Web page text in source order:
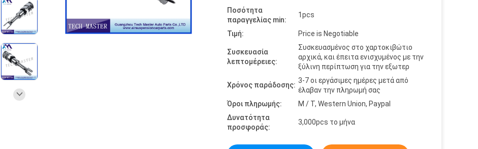
Ποσότητα
παραγγελίας min:
1pcs
Τιμή: Price is Negotiable
Συσκευασία
λεπτομέρειες:
Συσκευασμένος στο χαρτοκιβώτιο
αρχικά, και έπειτα ενισχυμένος με την
ξύλινη περίπτωση για την εξωτερ
Χρόνος παράδοσης:
3-7 οι εργάσιμες ημέρες μετά από
έλαβαν την πληρωμή σας
Όροι πληρωμής:
Μ / Τ, Western Union, Paypal
Δυνατότητα
προσφοράς:
3,000pcs το μήνα